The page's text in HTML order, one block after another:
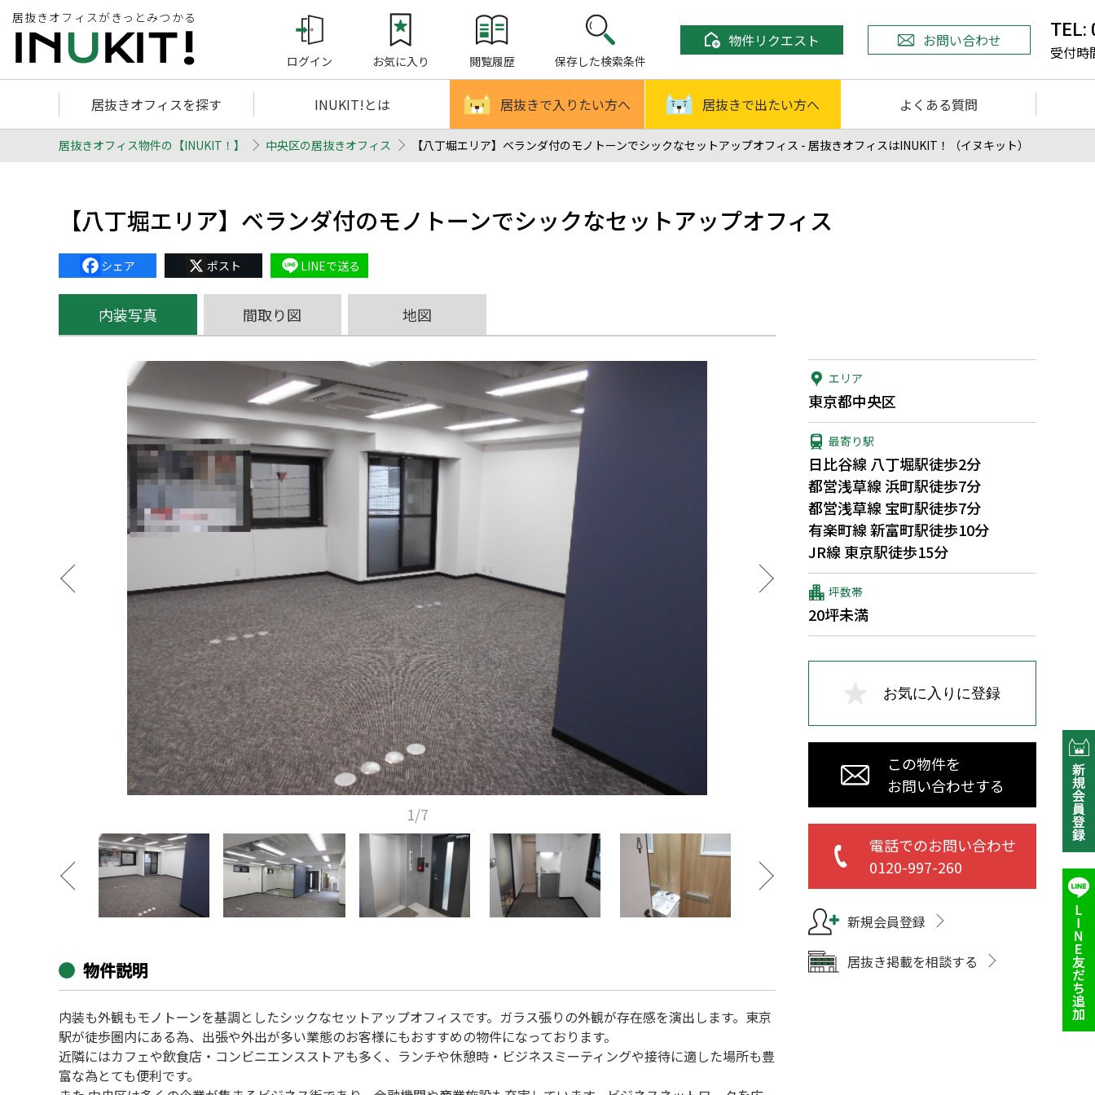
居抜きオフィスがきっとみつかる
ログイン お気に入り 閲覧履歴 保存した検索条件
物件リクエスト お問い合わせ TEL:
受付時
居抜きオフィスを探す INUKIT!とは 居抜きで入りたい方へ 居抜きで出たい方へ よくある質問
居抜きオフィス物件の【INUKIT！】 中央区の居抜きオフィス 【八丁堀エリア】ベランダ付のモノトーンでシックなセットアップオフィス - 居抜きオフィスはINUKIT！（イヌキット）
【八丁堀エリア】ベランダ付のモノトーンでシックなセットアップオフィス
Facebook
X Line
内装写真 間取り図 地図
1/7
物件説明
内装も外観もモノトーンを基調としたシックなセットアップオフィスです。ガラス張りの外観が存在感を演出します。東京
駅が徒歩圏内にある為、出張や外出が多い業態のお客様にもおすすめの物件になっております。
近隣にはカフェや飲食店・コンビニエンスストアも多く、ランチや休憩時・ビジネスミーティングや接待に適した場所も豊
富な為とても便利です。
エリア
東京都中央区
最寄り駅
日比谷線 八丁堀駅徒歩2分
都営浅草線 浜町駅徒歩7分
都営浅草線 宝町駅徒歩7分
有楽町線 新富町駅徒歩10分
JR線 東京駅徒歩15分
坪数帯
20坪未満
お気に入りに登録
この物件を
お問い合わせする
電話でのお問い合わせ
0120-997-260
新規会員登録
居抜き掲載を相談する